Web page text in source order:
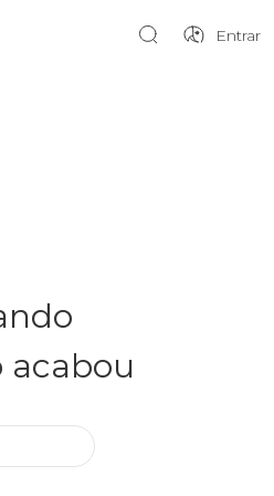
Entrar
acabou